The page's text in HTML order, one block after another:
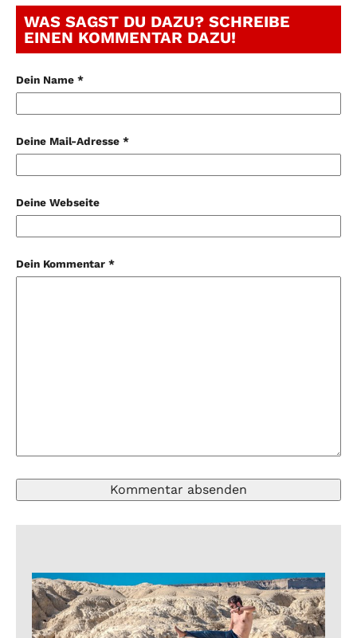
WAS SAGST DU DAZU? SCHREIBE
EINEN KOMMENTAR DAZU!
Dein Name *
Deine Mail-Adresse *
Deine Webseite
Dein Kommentar *